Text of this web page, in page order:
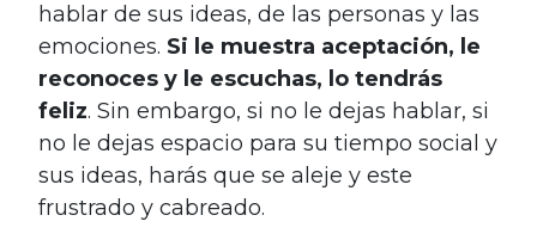
hablar de sus ideas, de las personas y las
emociones. Si le muestra aceptación, le
reconoces y le escuchas, lo tendrás
feliz. Sin embargo, si no le dejas hablar, si
no le dejas espacio para su tiempo social y
sus ideas, harás que se aleje y este
frustrado y cabreado.